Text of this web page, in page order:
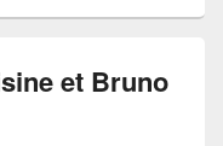
et Bruno